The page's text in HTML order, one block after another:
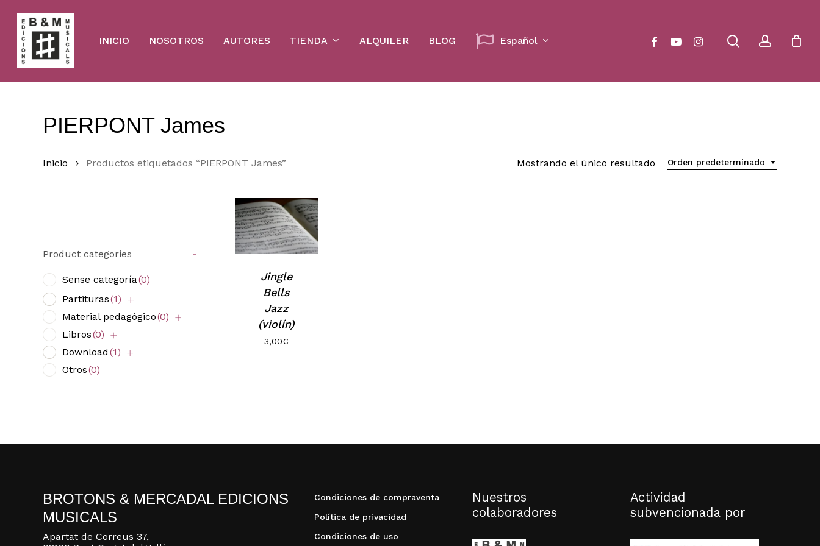
main
content
INICIO NOSOTROS AUTORES TIENDA ALQUILER BLOG Español searchaccount
facebookyoutubeinstagram Cart
PIERPONT James
Orden predeterminado
Mostrando el único resultado
Inicio Productos etiquetados “PIERPONT James”
Product categories -
Sense categoría(0)
Partituras(1)
Material pedagógico(0)
Libros(0)
Download (1)
Otros(0)
Jingle
Bells
Jazz
(violín)
3,00€
BROTONS & MERCADAL EDICIONS
MUSICALS
Apartat de Correus 37,
Condiciones de compraventa
Política de privacidad
Condiciones de uso
Nuestros
colaboradores
Actividad
subvencionada por